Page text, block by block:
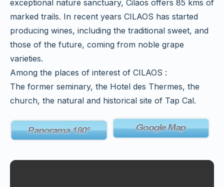
exceptional nature sanctuary, Cilaos offers 85 kms of
marked trails. In recent years CILAOS has started
producing wines, including the traditional sweet, and
those of the future, coming from noble grape
varieties.
Among the places of interest of CILAOS :
The former seminary, the Hotel des Thermes, the
church, the natural and historical site of Tap Cal.